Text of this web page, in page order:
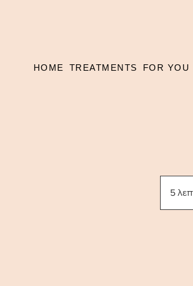
HOME TREATMENTS FOR YOU
5